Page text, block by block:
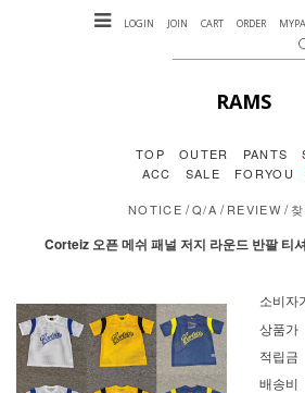
LOGIN JOIN CART ORDER
RAMS
TOP OUTER PANTS
ACC
SALE FORYOU
NOTICE /Q/A /REVIEW /
Corteiz 오픈 메쉬 패널 저지 라운드 반팔 티
소비자
상품가
적립금
배송비